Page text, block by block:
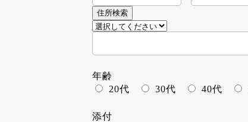
住所検索
年齢
20代
30代 40代
添付